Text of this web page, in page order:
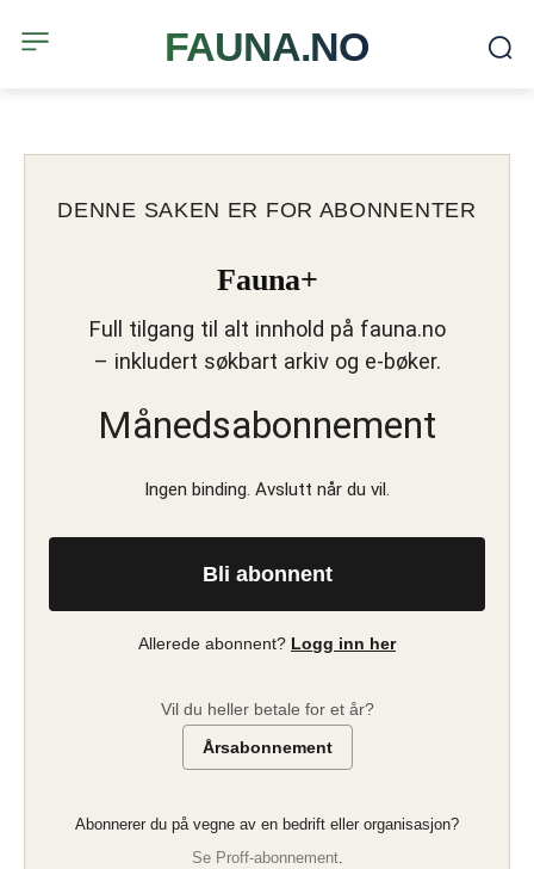
FAUNA.NO
DENNE SAKEN ER FOR ABONNENTER
Fauna+
Full tilgang til alt innhold på fauna.no
– inkludert søkbart arkiv og e-bøker.
Månedsabonnement
Ingen binding. Avslutt når du vil.
Bli abonnent
Allerede abonnent? Logg inn her
Vil du heller betale for et år?
Årsabonnement
Abonnerer du på vegne av en bedrift eller organisasjon?
Se Proff-abonnement.